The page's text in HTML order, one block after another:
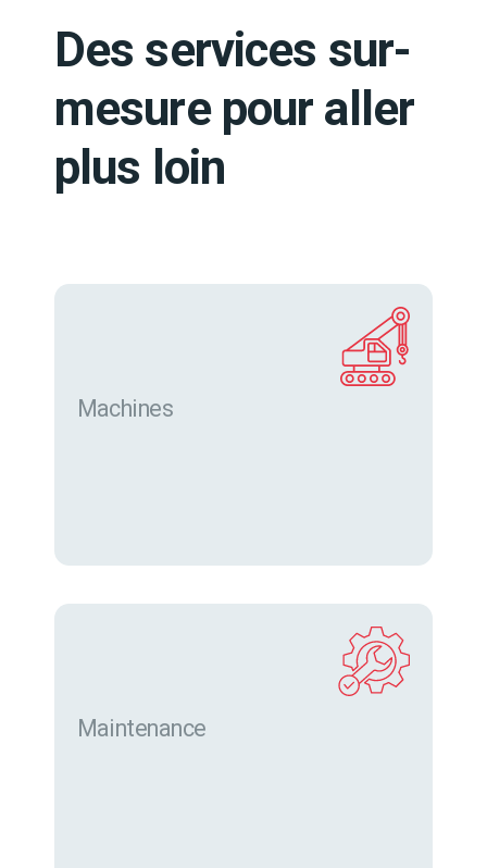
Des services sur-
mesure pour aller
plus loin
Machines
Maintenance